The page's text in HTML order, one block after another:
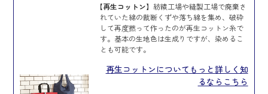
【再生コットン】 紡績工場や縫製工場で廃棄さ
れていた綿の裁断くずや落ち綿を集め、破砕
して再度撚って作ったのが再生コットン糸で
す。基本の生地色は生成りですが、染めるこ
とも可能です。
再生コットンについてもっと詳しく知
るならこちら